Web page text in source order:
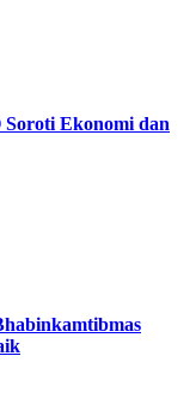
Soroti Ekonomi dan